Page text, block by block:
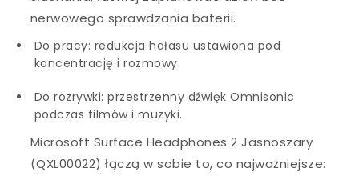
nerwowego sprawdzania baterii.
Do pracy: redukcja hałasu ustawiona pod
koncentrację i rozmowy.
Do rozrywki: przestrzenny dźwięk Omnisonic
podczas filmów i muzyki.
Microsoft Surface Headphones 2 Jasnoszary
(QXL00022) łączą w sobie to, co najważniejsze: